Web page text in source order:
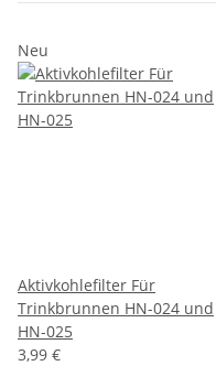
Neu
Aktivkohlefilter Für
Trinkbrunnen HN-024 und
HN-025
3,99 €